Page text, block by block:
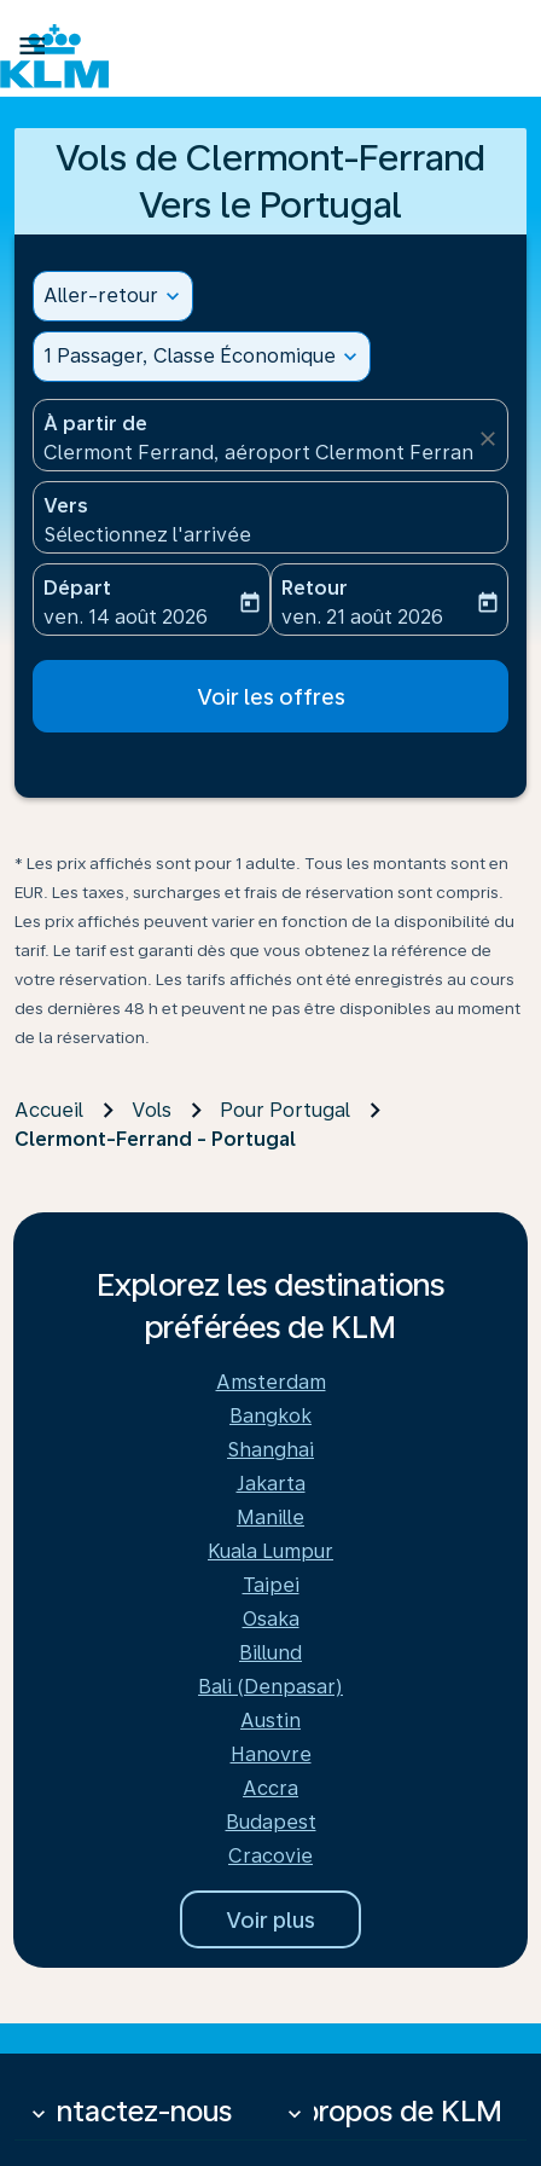

Vols de Clermont-Ferrand
Vers le Portugal
Aller-retour expand_more
1 Passager, Classe Économique expand_more
À partir de
Clermont Ferrand, aéroport Clermont Ferrand
close
Vers
Sélectionnez l'arrivée
Départ
fc-booking-departure-date-aria-label
ven. 14 août 2026
today
Retour
fc-booking-return-date-
ven. 21 août 2026
today
Voir les offres
* Les prix affichés sont pour 1 adulte. Tous les montants sont en
EUR. Les taxes, surcharges et frais de réservation sont compris.
Les prix affichés peuvent varier en fonction de la disponibilité du
tarif. Le tarif est garanti dès que vous obtenez la référence de
votre réservation. Les tarifs affichés ont été enregistrés au cours
des dernières 48 h et peuvent ne pas être disponibles au moment
de la réservation.
Accueil Vols
Pour Portugal
Clermont-Ferrand - Portugal
Explorez les destinations
préférées de KLM
Amsterdam
Bangkok
Shanghai
Jakarta
Manille
Kuala Lumpur
Taipei
Osaka
Billund
Bali (Denpasar)
Austin
Hanovre
Accra
Budapest
Cracovie
Voir plus
Contactez-nous
keyboard_arrow_down À propos de KLM
keyboard_arrow_down